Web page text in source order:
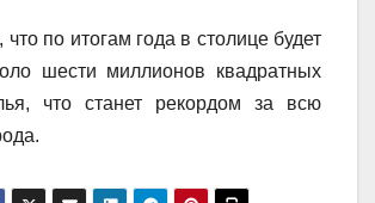
по итогам года в столице будет
шести миллионов квадратных
что станет рекордом за всю